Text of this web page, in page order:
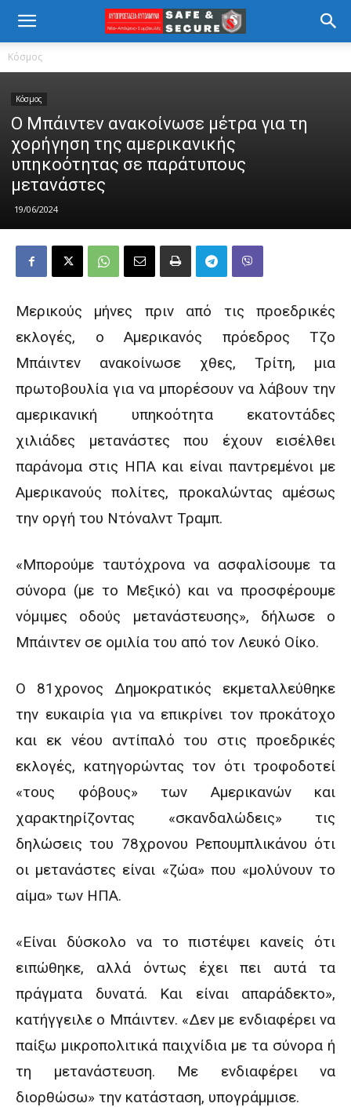
Κόσμος
Κόσμος
Ο Μπάιντεν ανακοίνωσε μέτρα για τη
χορήγηση της αμερικανικής
υπηκοότητας σε παράτυπους
μετανάστες
19/06/2024
Μερικούς μήνες πριν από τις προεδρικές
εκλογές, ο Αμερικανός πρόεδρος Τζο
Μπάιντεν ανακοίνωσε χθες, Τρίτη, μια
πρωτοβουλία για να μπορέσουν να λάβουν την
αμερικανική υπηκοότητα εκατοντάδες
χιλιάδες μετανάστες που έχουν εισέλθει
παράνομα στις ΗΠΑ και είναι παντρεμένοι με
Αμερικανούς πολίτες, προκαλώντας αμέσως
την οργή του Ντόναλντ Τραμπ.
«Μπορούμε ταυτόχρονα να ασφαλίσουμε τα
σύνορα (με το Μεξικό) και να προσφέρουμε
νόμιμες οδούς μετανάστευσης», δήλωσε ο
Μπάιντεν σε ομιλία του από τον Λευκό Οίκο.
Ο 81χρονος Δημοκρατικός εκμεταλλεύθηκε
την ευκαιρία για να επικρίνει τον προκάτοχο
και εκ νέου αντίπαλό του στις προεδρικές
εκλογές, κατηγορώντας τον ότι τροφοδοτεί
«τους φόβους» των Αμερικανών και
χαρακτηρίζοντας «σκανδαλώδεις» τις
δηλώσεις του 78χρονου Ρεπουμπλικάνου ότι
οι μετανάστες είναι «ζώα» που «μολύνουν το
αίμα» των ΗΠΑ.
«Είναι δύσκολο να το πιστέψει κανείς ότι
ειπώθηκε, αλλά όντως έχει πει αυτά τα
πράγματα δυνατά. Και είναι απαράδεκτο»,
κατήγγειλε ο Μπάιντεν. «Δεν με ενδιαφέρει να
παίξω μικροπολιτικά παιχνίδια με τα σύνορα ή
τη μετανάστευση. Με ενδιαφέρει να
διορθώσω» την κατάσταση, υπογράμμισε.